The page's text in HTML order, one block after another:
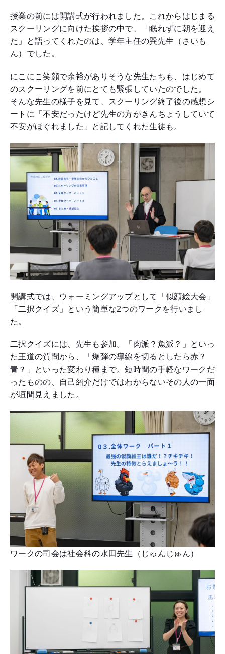
授業の前には開講式が行われました。これからはじまる
スクーリングに向けた挨拶の中で、「眠れずに朝を迎え
た」と語ってくれたのは、学年主任の巽先生（さいも
ん）でした。
にこにこ笑顔で余裕がありそうな先生たちも、はじめて
のスクーリングを前にとても緊張していたのでした。
そんな先生の様子を見て、スクーリング終了後の感想シ
ートに「不安だったけど先生の方がきんちょうしていて
不安がほぐれました」と記してくれた生徒も。
開講式では、ウォーミングアップとして「似顔絵大会」
「二択クイズ」という簡単な2つのワークを行いまし
た。
二択クイズには、先生も参加。「肉派？魚派？」といっ
た王道の質問から、「爆弾の導線を切るとしたら赤？
青？」といった変わり種まで。短時間の手軽なワークだ
ったものの、自己紹介だけではわからないその人の一面
が垣間見えました。
ワークの司会は社会科の水田先生（じゅんじゅん）